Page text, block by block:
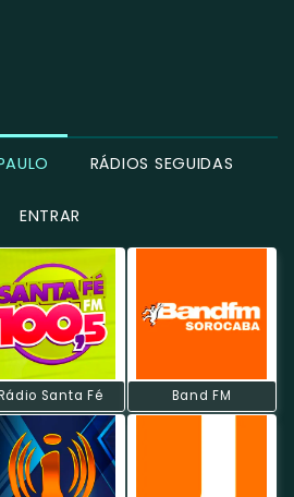
RÁDIOS SEGUIDAS
ENTRAR
Santa Fé Band FM